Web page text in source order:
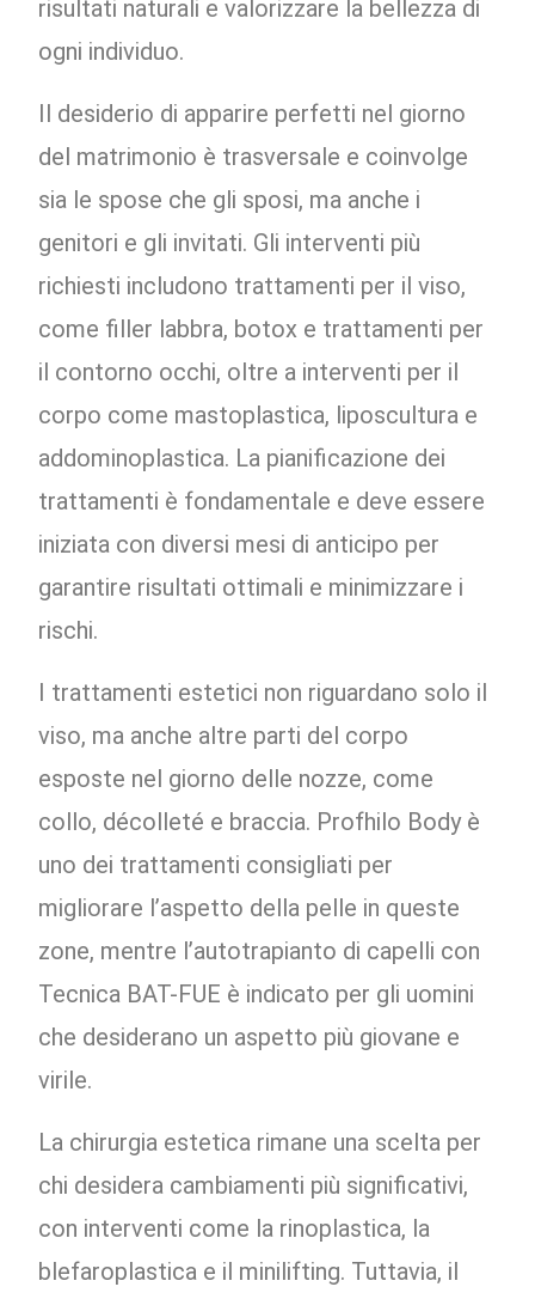
risultati naturali e valorizzare la bellezza di
ogni individuo.
Il desiderio di apparire perfetti nel giorno
del matrimonio è trasversale e coinvolge
sia le spose che gli sposi, ma anche i
genitori e gli invitati. Gli interventi più
richiesti includono trattamenti per il viso,
come filler labbra, botox e trattamenti per
il contorno occhi, oltre a interventi per il
corpo come mastoplastica, liposcultura e
addominoplastica. La pianificazione dei
trattamenti è fondamentale e deve essere
iniziata con diversi mesi di anticipo per
garantire risultati ottimali e minimizzare i
rischi.
I trattamenti estetici non riguardano solo il
viso, ma anche altre parti del corpo
esposte nel giorno delle nozze, come
collo, décolleté e braccia. Profhilo Body è
uno dei trattamenti consigliati per
migliorare l’aspetto della pelle in queste
zone, mentre l’autotrapianto di capelli con
Tecnica BAT-FUE è indicato per gli uomini
che desiderano un aspetto più giovane e
virile.
La chirurgia estetica rimane una scelta per
chi desidera cambiamenti più significativi,
con interventi come la rinoplastica, la
blefaroplastica e il minilifting. Tuttavia, il